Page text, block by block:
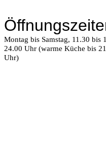
Montag bis Samstag, 11.30 bis
24.00 Uhr (warme Küche bis
Uhr)